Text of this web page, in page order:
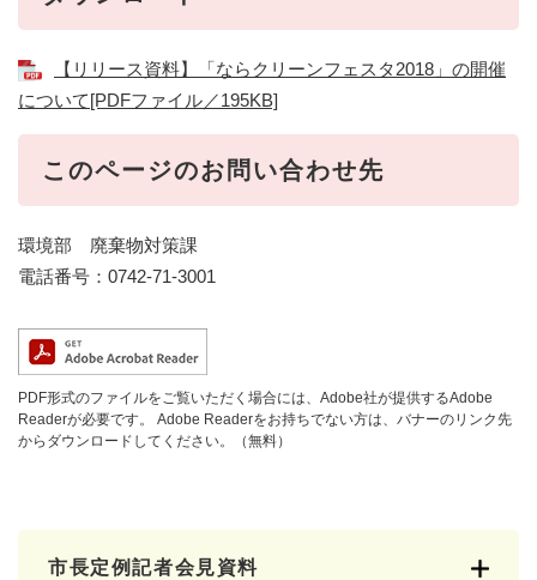
【リリース資料】「ならクリーンフェスタ2018」の開催
について[PDFファイル／195KB]
このページのお問い合わせ先
環境部 廃棄物対策課
電話番号：0742-71-3001
PDF形式のファイルをご覧いただく場合には、Adobe社が提供するAdobe
Readerが必要です。
Adobe Readerをお持ちでない方は、バナーのリンク先
からダウンロードしてください。（無料）
市長定例記者会見資料